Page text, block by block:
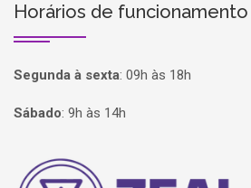
Horários de funcionamento
Segunda à sexta: 09h às 18h
Sábado: 9h às 14h
Página inicial